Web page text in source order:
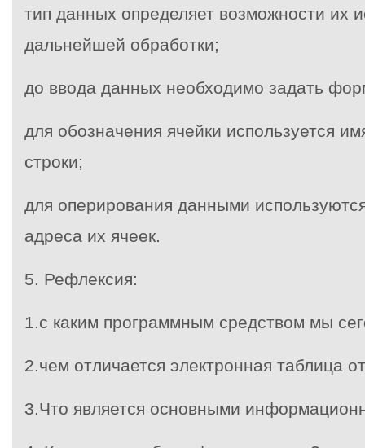
тип данных определяет возможности их
дальнейшей обработки;
до ввода данных необходимо задать
для обозначения ячейки используется
строки;
для оперирования данными
адреса их ячеек.
5. Рефлексия:
1.c каким программным средством мы
2.чем отличается электронная таблица
3.Что является основными